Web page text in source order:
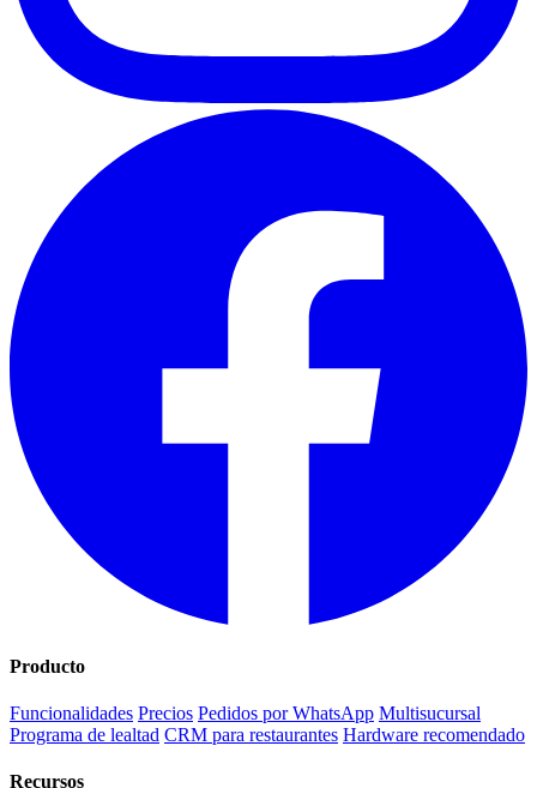
Producto
Funcionalidades Precios Pedidos por WhatsApp Multisucursal
Programa de lealtad CRM para restaurantes Hardware recomendado
Recursos